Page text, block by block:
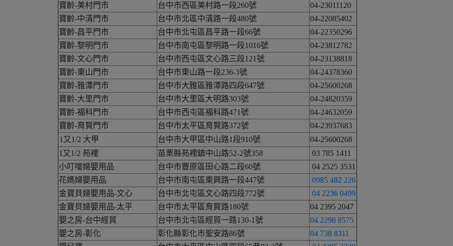
寶齡-美村門市
台中市西區美村路一段260號
04-23011120
寶齡-中清門市
台中市北區中清路一段480號
04-22085402
寶齡-昌平門市
台中市北屯區昌平路一段66號
04-22350296
寶齡-黎明門市
台中市南屯區黎明路一段1016號
04-23812782
寶齡-文心門市
台中市西屯區文心路三段121號
04-23138818
寶齡-東山門市
台中市東山路一段236-3號
04-24378360
寶齡-雅潭門市
台中市大雅區雅潭路四段647號
04-25600268
寶齡-大里門市
台中市大里區大明路303號
04-24820359
寶齡-福科門市
台中市西屯區福科路471號
04-24632059
寶齡-育賢門市
台中市太平區育賢路372號
04-23937683
1又1/2 大甲
台中市大甲區中山路1段910號
04-25600268
1又1/2 苑裡
苗栗縣苑裡鎮中山路52-2號358
03 785 1411
小叮噹婦嬰用品
台中市豐原區田心路二段60號
04 2525 3531
花媽婦嬰用品
台中市南屯區東興路一段447號
0985 482 226
金寶貝婦嬰用品-文心
台中市北屯區文心路四段772號
04 2236 0499
金寶貝婦嬰用品-太平
台中市太平區育賢路180號
04 2395 2047
嬰之房-台中經貿
台中市北屯區經貿一路130-1號
04 2298 8575
嬰之房-彰化
彰化縣彰化市聖安路86號
04 738 8311